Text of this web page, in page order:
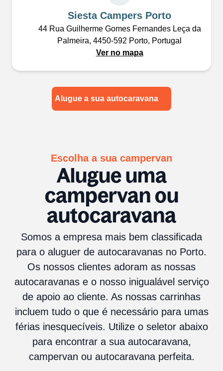
Siesta Campers Porto
44 Rua Guilherme Gomes Fernandes Leça da
Palmeira, 4450-592 Porto, Portugal
Ver no mapa
Alugue a sua autocaravana
Escolha a sua campervan
Alugue uma
campervan ou
autocaravana
Somos a empresa mais bem classificada
para o aluguer de autocaravanas no Porto.
Os nossos clientes adoram as nossas
autocaravanas e o nosso inigualável serviço
de apoio ao cliente. As nossas carrinhas
incluem tudo o que é necessário para umas
férias inesquecíveis. Utilize o seletor abaixo
para encontrar a sua autocaravana,
campervan ou autocaravana perfeita.